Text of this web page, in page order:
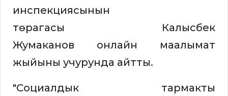
инспекциясынын
төрагасы Калысбек
Жумаканов онлайн маалымат
жыйыны учурунда айтты.
"Социалдык тармакты